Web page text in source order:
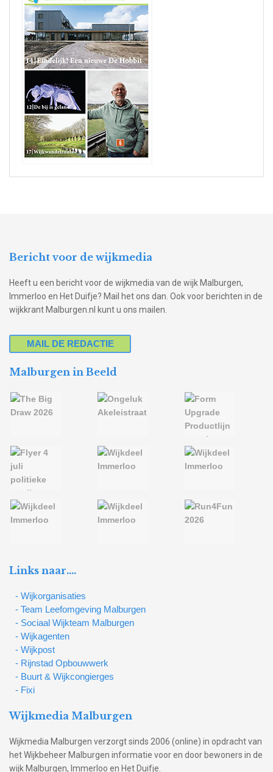
Bericht voor de wijkmedia
Heeft u een bericht voor de wijkmedia van de wijk Malburgen,
Immerloo en Het Duifje? Mail het ons dan. Ook voor berichten in de
wijkkrant Malburgen.nl kunt u ons mailen.
MAIL DE REDACTIE
Malburgen in Beeld
Links naar….
- Wijkorganisaties
- Team Leefomgeving Malburgen
- Sociaal Wijkteam Malburgen
- Wijkagenten
- Wijkpost
- Rijnstad Opbouwwerk
- Buurt & Wijkcongierges
- Fixi
Wijkmedia Malburgen
Wijkmedia Malburgen verzorgt sinds 2006 (online) in opdracht van
het Wijkbeheer Malburgen informatie voor en door bewoners in de
wijk Malburgen, Immerloo en Het Duifje.